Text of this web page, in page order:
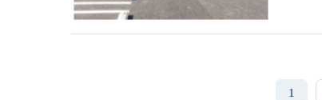
1